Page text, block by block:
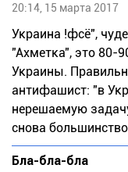
20:14, 15 марта 2017
Украина !фсё",
"Ахметка", это 80-
Украины.
антифашист: "в
нерешаемую
снова
Бла-бла-бла